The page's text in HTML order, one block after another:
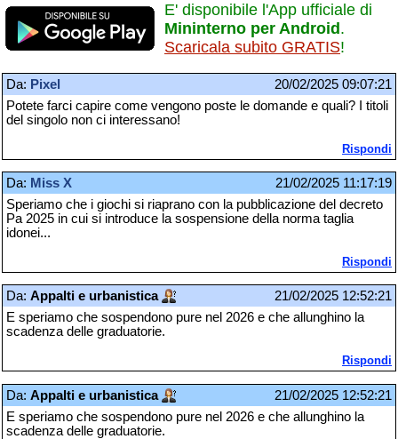
E' disponibile l'App ufficiale di
Mininterno per Android .
Scaricala subito GRATIS!
Da: Pixel
20/02/2025 09:07:21
Potete farci capire come vengono poste le domande e quali? I titoli
del singolo non ci interessano!
Rispondi
Da: Miss X
21/02/2025 11:17:19
Speriamo che i giochi si riaprano con la pubblicazione del decreto
Pa 2025 in cui si introduce la sospensione della norma taglia
idonei...
Rispondi
Da: Appalti e urbanistica
21/02/2025 12:52:21
E speriamo che sospendono pure nel 2026 e che allunghino la
scadenza delle graduatorie.
Rispondi
Da: Appalti e urbanistica
21/02/2025 12:52:21
E speriamo che sospendono pure nel 2026 e che allunghino la
scadenza delle graduatorie.